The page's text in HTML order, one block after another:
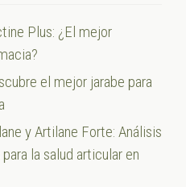
Plus: ¿El mejor
el mejor jarabe para
y Artilane Forte: Análisis
la salud articular en